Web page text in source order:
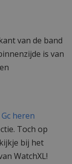
van de band
is van
Gc heren
Toch op
bij het
WatchXL!